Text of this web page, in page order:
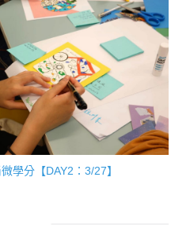
學分【DAY2：3/27】